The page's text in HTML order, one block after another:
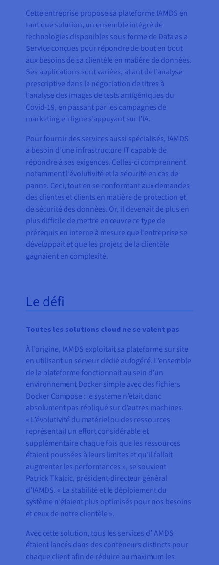
Cette entreprise propose sa plateforme IAMDS en
tant que solution, un ensemble intégré de
technologies disponibles sous forme de Data as a
Service conçues pour répondre de bout en bout
aux besoins de sa clientèle en matière de données.
Ses applications sont variées, allant de l’analyse
prescriptive dans la négociation de titres à
l’analyse des images de tests antigéniques du
Covid-19, en passant par les campagnes de
marketing en ligne s’appuyant sur l’IA.
Pour fournir des services aussi spécialisés, IAMDS
a besoin d’une infrastructure IT capable de
répondre à ses exigences. Celles-ci comprennent
notamment l’évolutivité et la sécurité en cas de
panne. Ceci, tout en se conformant aux demandes
des clientes et clients en matière de protection et
de sécurité des données. Or, il devenait de plus en
plus difficile de mettre en œuvre ce type de
prérequis en interne à mesure que l’entreprise se
développait et que les projets de la clientèle
gagnaient en complexité.
Le défi
Toutes les solutions cloud ne se valent pas
À l’origine, IAMDS exploitait sa plateforme sur site
en utilisant un serveur dédié autogéré. L’ensemble
de la plateforme fonctionnait au sein d’un
environnement Docker simple avec des fichiers
Docker Compose : le système n’était donc
absolument pas répliqué sur d’autres machines.
« L’évolutivité du matériel ou des ressources
représentait un effort considérable et
supplémentaire chaque fois que les ressources
étaient poussées à leurs limites et qu’il fallait
augmenter les performances », se souvient
Patrick Tkalcic, président-directeur général
d’IAMDS. « La stabilité et le déploiement du
système n’étaient plus optimisés pour nos besoins
et ceux de notre clientèle ».
Avec cette solution, tous les services d’IAMDS
étaient lancés dans des conteneurs distincts pour
chaque client afin de réduire au maximum les